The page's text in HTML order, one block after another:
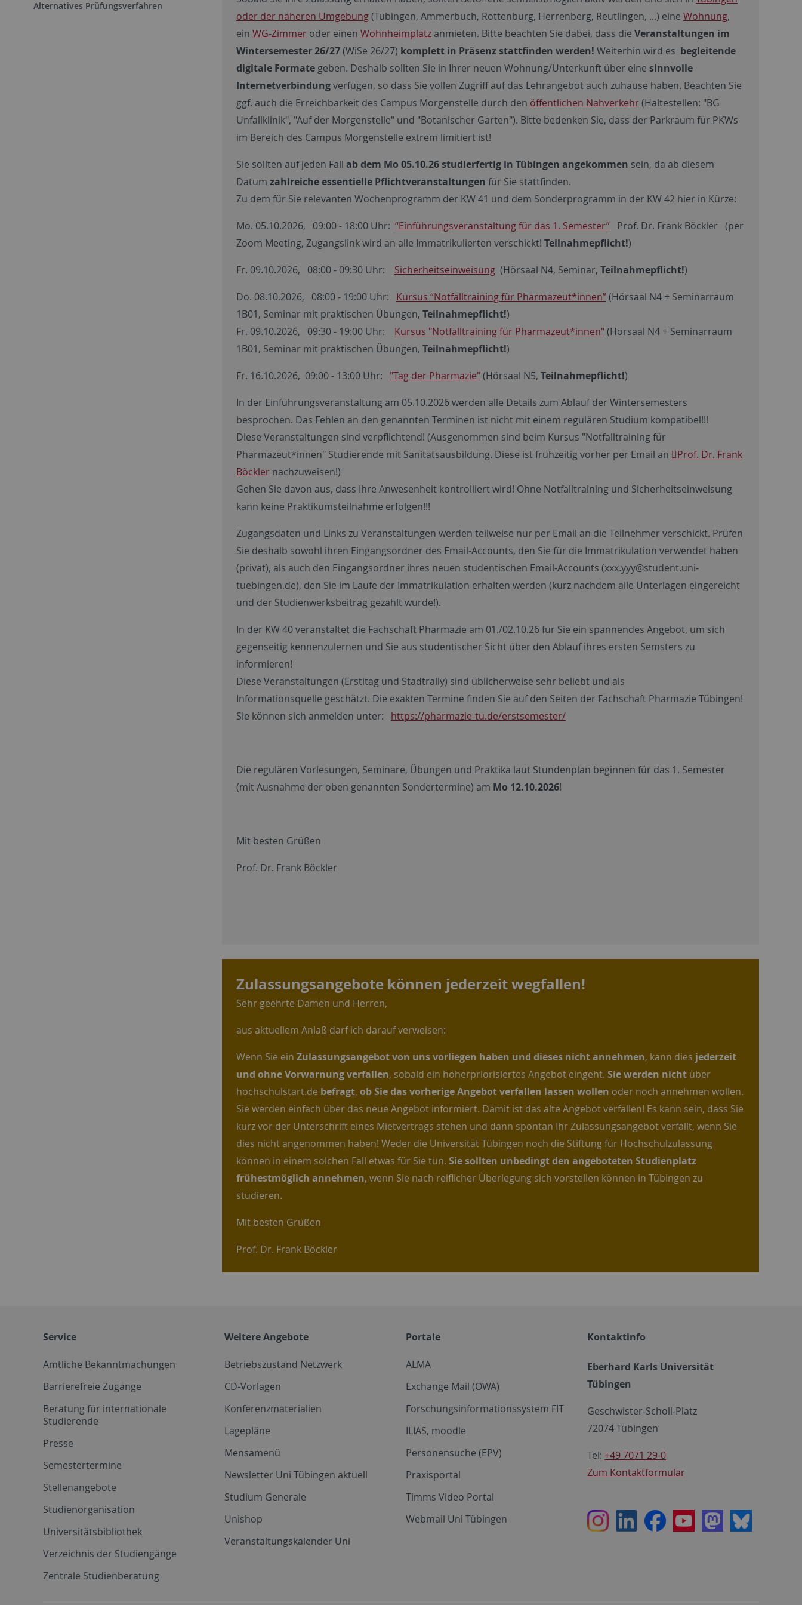
Alternatives Prüfungsverfahren
oder der näheren Umgebung(Tübingen, Ammerbuch, Rottenburg, Herrenberg, Reutlingen, ...) eine Wohnung,
ein WG-Zimmer oder einen Wohnheimplatz anmieten. Bitte beachten Sie dabei, dass die Veranstaltungen im
Wintersemester 26/27(WiSe 26/27) komplett in Präsenz stattfinden werden! Weiterhin wird es begleitende
digitale Formate geben. Deshalb sollten Sie in Ihrer neuen Wohnung/Unterkunft über eine sinnvolle
Internetverbindungverfügen, so dass Sie vollen Zugriff auf das Lehrangebot auch zuhause haben. Beachten Sie
ggf. auch die Erreichbarkeit des Campus Morgenstelle durch den öffentlichen Nahverkehr(Haltestellen: "BG
Unfallklinik", "Auf der Morgenstelle" und "Botanischer Garten"). Bitte bedenken Sie, dass der Parkraum für PKWs
im Bereich des Campus Morgenstelle extrem limitiert ist!
Sie sollten auf jeden Fall ab dem Mo 05.10.26 studierfertig in Tübingen angekommen sein, da ab diesem
Datum zahlreiche essentielle Pflichtveranstaltungen für Sie stattfinden.
Zu dem für Sie relevanten Wochenprogramm der KW 41 und dem Sonderprogramm in der KW 42 hier in Kürze:
Mo. 05.10.2026, 09:00 - 18:00 Uhr: “Einführungsveranstaltung für das 1. Semester” Prof. Dr. Frank Böckler (per
Zoom Meeting, Zugangslink wird an alle Immatrikulierten verschickt! Teilnahmepflicht!)
Fr. 09.10.2026, 08:00 - 09:30 Uhr: Sicherheitseinweisung (Hörsaal N4, Seminar, Teilnahmepflicht!)
Do. 08.10.2026, 08:00 - 19:00 Uhr: Kursus “Notfalltraining für Pharmazeut*innen”(Hörsaal N4 + Seminarraum
1B01, Seminar mit praktischen Übungen, Teilnahmepflicht!)
Fr. 09.10.2026, 09:30 - 19:00 Uhr: Kursus "Notfalltraining für Pharmazeut*innen"(Hörsaal N4 + Seminarraum
1B01, Seminar mit praktischen Übungen, Teilnahmepflicht!)
Fr. 16.10.2026, 09:00 - 13:00 Uhr: "Tag der Pharmazie"(Hörsaal N5, Teilnahmepflicht!)
In der Einführungsveranstaltung am 05.10.2026 werden alle Details zum Ablauf der Wintersemesters
besprochen. Das Fehlen an den genannten Terminen ist nicht mit einem regulären Studium kompatibel!!!
Diese Veranstaltungen sind verpflichtend! (Ausgenommen sind beim Kursus "Notfalltraining für
Pharmazeut*innen" Studierende mit Sanitätsausbildung. Diese ist frühzeitig vorher per Email an
Prof. Dr. Frank
Böckler nachzuweisen!)
Gehen Sie davon aus, dass Ihre Anwesenheit kontrolliert wird! Ohne Notfalltraining und Sicherheitseinweisung
kann keine Praktikumsteilnahme erfolgen!!!
Zugangsdaten und Links zu Veranstaltungen werden teilweise nur per Email an die Teilnehmer verschickt. Prüfen
Sie deshalb sowohl ihren Eingangsordner des Email-Accounts, den Sie für die Immatrikulation verwendet haben
(privat), als auch den Eingangsordner ihres neuen studentischen Email-Accounts (xxx.yyy@student.uni-
tuebingen.de), den Sie im Laufe der Immatrikulation erhalten werden (kurz nachdem alle Unterlagen eingereicht
und der Studienwerksbeitrag gezahlt wurde!).
In der KW 40 veranstaltet die Fachschaft Pharmazie am 01./02.10.26 für Sie ein spannendes Angebot, um sich
gegenseitig kennenzulernen und Sie aus studentischer Sicht über den Ablauf ihres ersten Semsters zu
informieren!
Diese Veranstaltungen (Erstitag und Stadtrally) sind üblicherweise sehr beliebt und als
Informationsquelle geschätzt. Die exakten Termine finden Sie auf den Seiten der Fachschaft Pharmazie Tübingen!
Sie können sich anmelden unter: https://pharmazie-tu.de/erstsemester/
Die regulären Vorlesungen, Seminare, Übungen und Praktika laut Stundenplan beginnen für das 1. Semester
(mit Ausnahme der oben genannten Sondertermine) am Mo 12.10.2026!
Mit besten Grüßen
Prof. Dr. Frank Böckler
Zulassungsangebote können jederzeit wegfallen!
Sehr geehrte Damen und Herren,
aus aktuellem Anlaß darf ich darauf verweisen:
Wenn Sie ein Zulassungsangebot von uns vorliegen haben und dieses nicht annehmen, kann dies jederzeit
und ohne Vorwarnung verfallen, sobald ein höherpriorisiertes Angebot eingeht. Sie werden nicht über
hochschulstart.de befragt, ob Sie das vorherige Angebot verfallen lassen wollen oder noch annehmen wollen.
Sie werden einfach über das neue Angebot informiert. Damit ist das alte Angebot verfallen! Es kann sein, dass Sie
kurz vor der Unterschrift eines Mietvertrags stehen und dann spontan Ihr Zulassungsangebot verfällt, wenn Sie
dies nicht angenommen haben! Weder die Universität Tübingen noch die Stiftung für Hochschulzulassung
können in einem solchen Fall etwas für Sie tun. Sie sollten unbedingt den angeboteten Studienplatz
frühestmöglich annehmen, wenn Sie nach reiflicher Überlegung sich vorstellen können in Tübingen zu
studieren.
Mit besten Grüßen
Prof. Dr. Frank Böckler
Service
Amtliche Bekanntmachungen
Barrierefreie Zugänge
Beratung für internationale
Studierende
Presse
Semestertermine
Stellenangebote
Studienorganisation
Universitätsbibliothek
Verzeichnis der Studiengänge
Zentrale Studienberatung
Weitere Angebote
Betriebszustand Netzwerk
CD-Vorlagen
Konferenzmaterialien
Lagepläne
Mensamenü
Newsletter Uni Tübingen aktuell
Studium Generale
Unishop
Veranstaltungskalender Uni
Portale
ALMA
Exchange Mail (OWA)
Forschungsinformationssystem FIT
ILIAS, moodle
Personensuche (EPV)
Praxisportal
Timms Video Portal
Webmail Uni Tübingen
Kontaktinfo
Eberhard Karls Universität
Tübingen
Geschwister-Scholl-Platz
72074 Tübingen
Tel: +49 7071 29-0
Zum Kontaktformular
InstagramLinkedInFacebookYoutubeMastodon
Bluesky